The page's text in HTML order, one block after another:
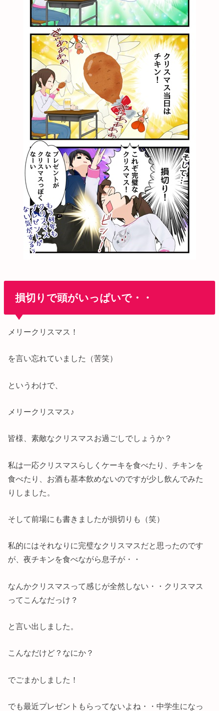
損切りで頭がいっぱいで・・
メリークリスマス！
を言い忘れていました（苦笑）
というわけで、
メリークリスマス♪
皆様、素敵なクリスマスお過ごしでしょうか？
私は一応クリスマスらしくケーキを食べたり、チキンを
食べたり、お酒も基本飲めないのですが少し飲んでみた
りしました。
そして前場にも書きましたが損切りも（笑）
私的にはそれなりに完璧なクリスマスだと思ったのです
が、夜チキンを食べながら息子が・・
なんかクリスマスって感じが全然しない・・クリスマス
ってこんなだっけ？
と言い出しました。
こんなだけど？なにか？
でごまかしました！
でも最近プレゼントもらってないよね・・中学生になっ